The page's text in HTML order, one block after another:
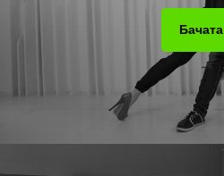
Бачата